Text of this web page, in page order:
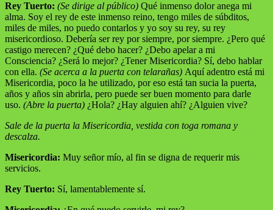
Rey Tuerto: (Se dirige al público) Qué inmenso dolor anega mi
alma. Soy el rey de este inmenso reino, tengo miles de súbditos,
miles de miles, no puedo contarlos y yo soy su rey, su rey
misericordioso. Debería ser rey por siempre, por siempre. ¿Pero qué
castigo merecen? ¿Qué debo hacer? ¿Debo apelar a mi
Consciencia? ¿Será lo mejor? ¿Tener Misericordia? Sí, debo hablar
con ella. (Se acerca a la puerta con telarañas) Aquí adentro está mi
Misericordia, poco la he utilizado, por eso está tan sucia la puerta,
años y años sin abrirla, pero puede ser buen momento para darle
uso. (Abre la puerta) ¿Hola? ¿Hay alguien ahí? ¿Alguien vive?
Sale de la puerta la Misericordia, vestida con toga romana y
descalza.
Misericordia: Muy señor mío, al fin se digna de requerir mis
servicios.
Rey Tuerto: Sí, lamentablemente sí.